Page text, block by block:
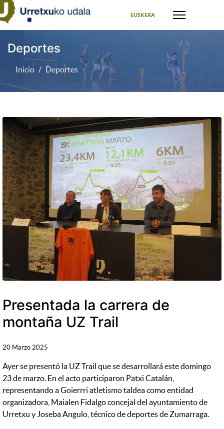
EUSKERA
Deportes
Inicio Deportes
Presentada la carrera de
montaña UZ Trail
20 Marzo 2025
Ayer se presentó la UZ Trail que se desarrollará este domingo
23 de marzo. En el acto participaron Patxi Catalán,
representando a Goierrri atletismo taldea como entidad
organizadora, Maialen Fidalgo concejal del ayuntamiento de
Urretxu y Joseba Angulo, técnico de deportes de Zumarraga.